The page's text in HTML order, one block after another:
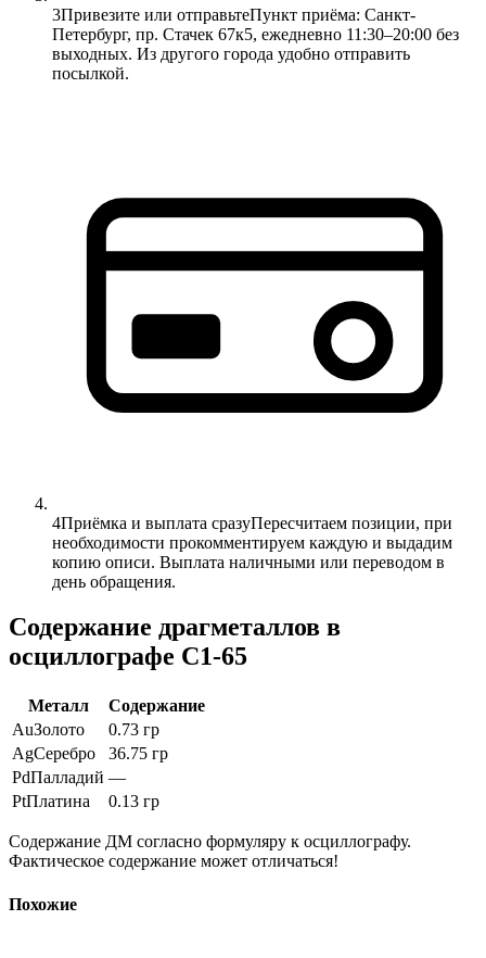
3Привезите или отправьтеПункт приёма: Санкт-
Петербург, пр. Стачек 67к5, ежедневно 11:30–20:00 без
выходных. Из другого города удобно отправить
посылкой.
4Приёмка и выплата сразуПересчитаем позиции, при
необходимости прокомментируем каждую и выдадим
копию описи. Выплата наличными или переводом в
день обращения.
Содержание драгметаллов в
осциллографе С1-65
Металл
Содержание
AuЗолото
0.73 гр
AgСеребро
36.75 гр
PdПалладий —
PtПлатина 0.13 гр
Содержание ДМ согласно формуляру к осциллографу.
Фактическое содержание может отличаться!
Похожие